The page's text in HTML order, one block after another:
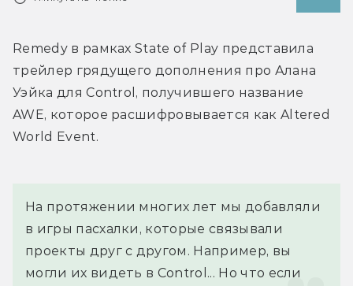
Remedy в рамках State of Play представила
трейлер грядущего дополнения про Алана
Уэйка для Control, получившего название
AWE, которое расшифровывается как Altered
World Event.
На протяжении многих лет мы добавляли
в игры пасхалки, которые связывали
проекты друг с другом. Например, вы
могли их видеть в Control... Но что если